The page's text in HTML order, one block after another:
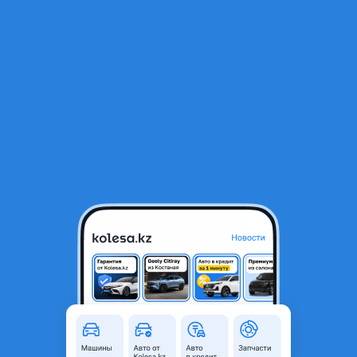
Двигатель APX AGU AWU AJQ AUM AJL AWD 1.8 t Audi Volkswagen
101 000 ₸